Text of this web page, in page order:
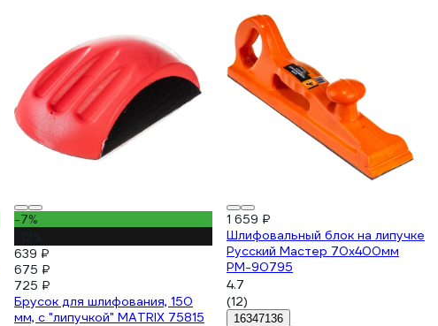
-7%
639 ₽
675 ₽
725 ₽
Брусок для шлифования, 150
мм, с "липучкой" MATRIX 75815
1 659 ₽
Шлифовальный блок на липучке
Русский Мастер 70х400мм
РМ-90795
4.7
(12)
16347136